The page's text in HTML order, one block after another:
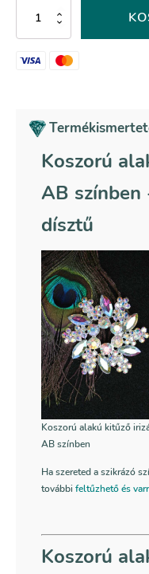
alakú
kitűző
irizáló
mennyiség
Koszorú
AB színben
dísztű
Koszorú alakú kitűző
AB színben
Ha szereted a szikrázó
további feltűzhető és
Koszorú